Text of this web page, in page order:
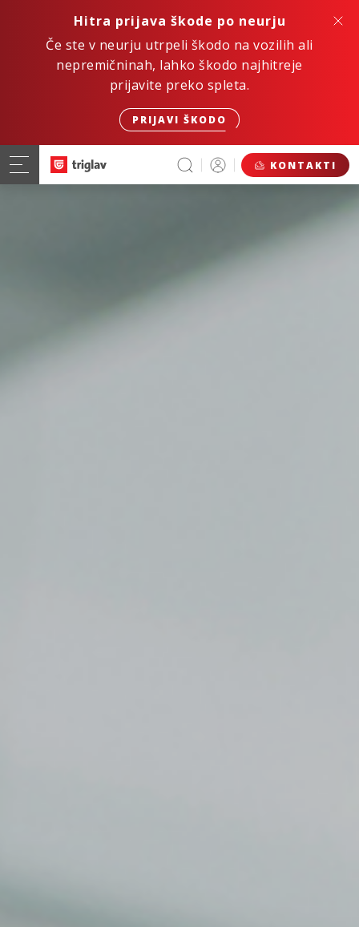
Hitra prijava škode po neurju
Če ste v neurju utrpeli škodo na vozilih ali
nepremičninah, lahko škodo najhitreje
prijavite preko spleta.
PRIJAVI ŠKODO
KONTAKTI